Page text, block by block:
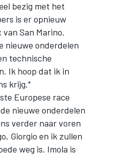
bezig met het
is er opnieuw
San Marino.
nieuwe onderdelen
technische
Ik hoop dat ik in
krijg."
Europese race
nieuwe onderdelen
verder naar voren
Giorgio en ik zullen
weg is. Imola is